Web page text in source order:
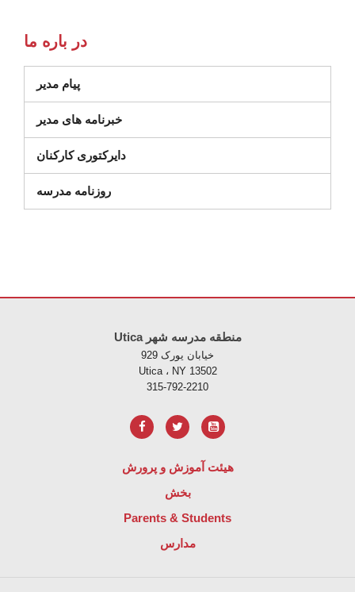
در باره ما
پیام مدیر
خبرنامه های مدیر
دایرکتوری کارکنان
روزنامه مدرسه
Utica منطقه مدرسه شهر
خیابان یورک 929
Utica ، NY 13502
315-792-2210
هیئت آموزش و پرورش
بخش
Parents & Students
مدارس